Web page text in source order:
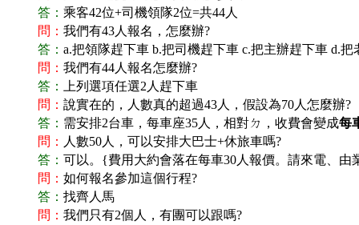
答： 乘客42位+司機領隊2位=共44人
問： 我們有43人報名，怎麼辦?
答： a.把領隊趕下車 b.把司機趕下車 c.把主辦趕下車 d.
問： 我們有44人報名怎麼辦?
答：
上列選項任選2人趕下車
問： 說實在的，人數真的超過43人，假設為70人怎麼辦?
答： 需安排2台車，每車座35人，相對ㄉ，收費會變成每
問： 人數50人，可以安排大巴士+休旅車嗎?
答： 可以。{費用大約會落在每車30人報價。請來電、由
問： 如何報名參加這個行程?
答： 找齊人馬
問： 我們只有2個人，有團可以跟嗎?